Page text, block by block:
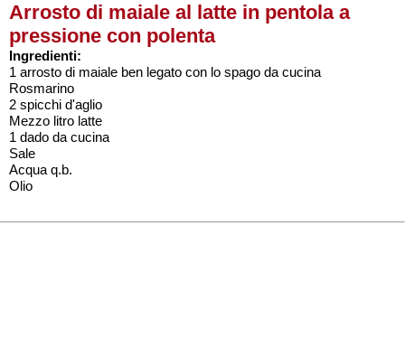
Arrosto di maiale al latte in pentola a
pressione con polenta
Ingredienti:
1 arrosto di maiale ben legato con lo spago da cucina
Rosmarino
2 spicchi d'aglio
Mezzo litro latte
1 dado da cucina
Sale
Acqua q.b.
Olio